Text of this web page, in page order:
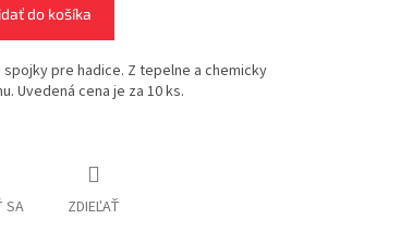
do košíka
pre hadice. Z tepelne a chemicky
Uvedená cena je za 10 ks.
SA ZDIEĽAŤ